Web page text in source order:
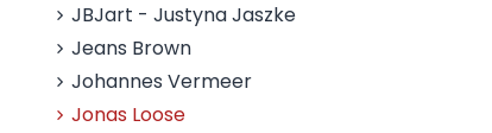
JBJart - Justyna Jaszke
Jeans Brown
Johannes Vermeer
Jonas Loose